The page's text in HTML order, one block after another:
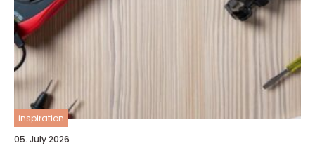
inspiration
05. July 2026